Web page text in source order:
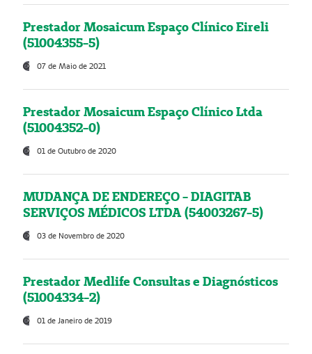
Prestador Mosaicum Espaço Clínico Eireli
(51004355-5)
07 de Maio de 2021
Prestador Mosaicum Espaço Clínico Ltda
(51004352-0)
01 de Outubro de 2020
MUDANÇA DE ENDEREÇO - DIAGITAB
SERVIÇOS MÉDICOS LTDA (54003267-5)
03 de Novembro de 2020
Prestador Medlife Consultas e Diagnósticos
(51004334-2)
01 de Janeiro de 2019